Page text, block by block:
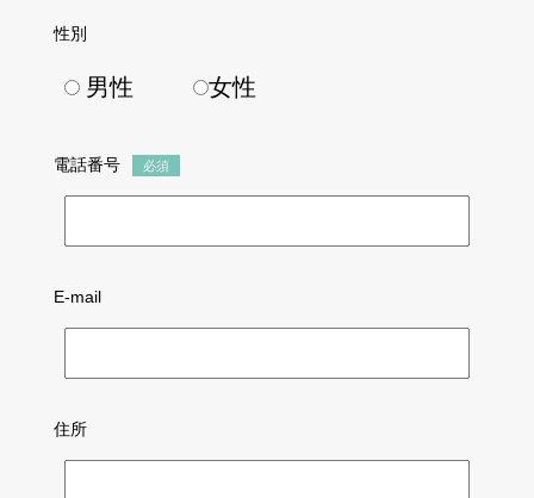
性別
男性 女性
電話番号 必須
E-mail
住所